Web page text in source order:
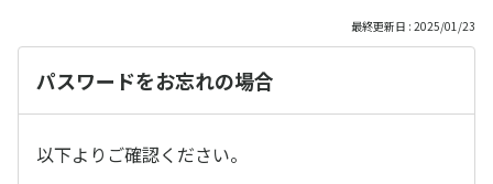
最終更新日 : 2025/01/23
パスワードをお忘れの場合
以下よりご確認ください。